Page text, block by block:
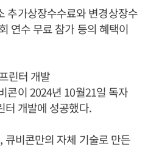
추가상장수수료와 변경상장수
연수 무료 참가 등의 혜택이
린터 개발
콘이 2024년 10월21일 독자
터 개발에 성공했다.
큐비콘만의 자체 기술로 만든